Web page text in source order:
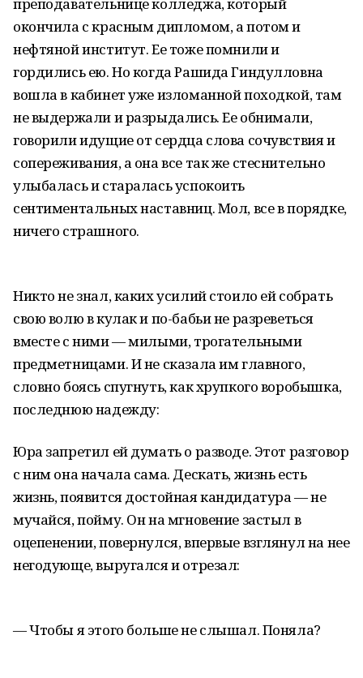
окончила с красным дипломом, а потом и
нефтяной институт. Ее тоже помнили и
гордились ею. Но когда Рашида Гиндулловна
вошла в кабинет уже изломанной походкой, там
не выдержали и разрыдались. Ее обнимали,
говорили идущие от сердца слова сочувствия и
сопереживания, а она все так же стеснительно
улыбалась и старалась успокоить
сентиментальных наставниц. Мол, все в порядке,
ничего страшного.
Никто не знал, каких усилий стоило ей собрать
свою волю в кулак и по-бабьи не разреветься
вместе с ними — милыми, трогательными
предметницами. И не сказала им главного,
словно боясь спугнуть, как хрупкого воробышка,
последнюю надежду:
Юра запретил ей думать о разводе. Этот разговор
с ним она начала сама. Дескать, жизнь есть
жизнь, появится достойная кандидатура — не
мучайся, пойму. Он на мгновение застыл в
оцепенении, повернулся, впервые взглянул на нее
негодующе, выругался и отрезал:
— Чтобы я этого больше не слышал. Поняла?